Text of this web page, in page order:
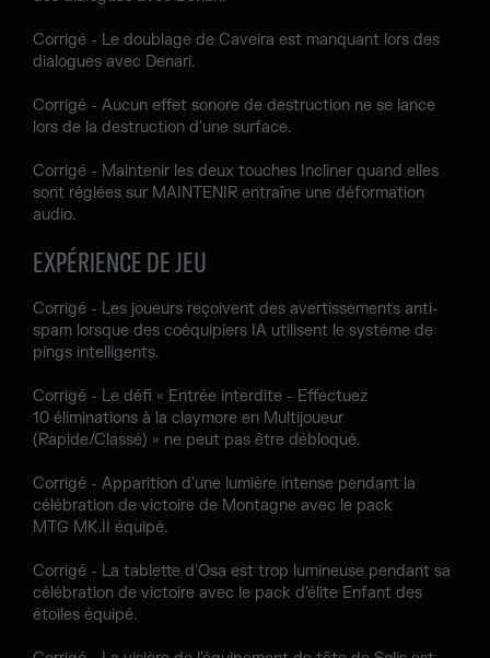
Corrigé - Le doublage de Caveira est manquant lors des
dialogues avec Denari.
Corrigé - Aucun effet sonore de destruction ne se lance
lors de la destruction d'une surface.
Corrigé - Maintenir les deux touches Incliner quand elles
sont réglées sur MAINTENIR entraîne une déformation
audio.
EXPÉRIENCE DE JEU
Corrigé - Les joueurs reçoivent des avertissements anti-
spam lorsque des coéquipiers IA utilisent le système de
pings intelligents.
Corrigé - Le défi « Entrée interdite - Effectuez
10 éliminations à la claymore en Multijoueur
(Rapide/Classé) » ne peut pas être débloqué.
Corrigé - Apparition d'une lumière intense pendant la
célébration de victoire de Montagne avec le pack
MTG MK.II équipé.
Corrigé - La tablette d'Osa est trop lumineuse pendant sa
célébration de victoire avec le pack d'élite Enfant des
étoiles équipé.